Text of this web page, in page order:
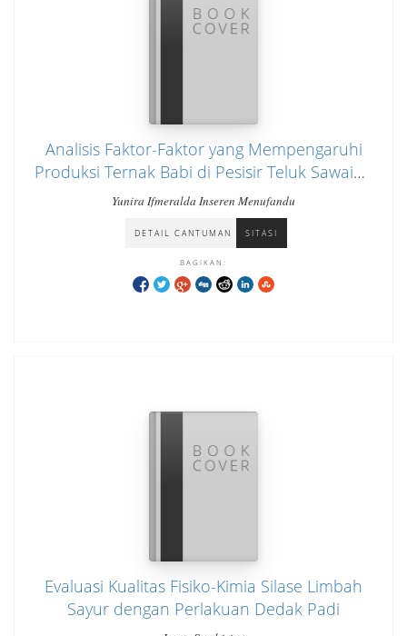
Analisis Faktor-Faktor yang Mempengaruhi
Produksi Ternak Babi di Pesisir Teluk Sawaibu
Kelurahan Manokwari Barat
Yunira Ifmeralda Inseren Menufandu
DETAIL CANTUMAN SITASI
BAGIKAN:
Evaluasi Kualitas Fisiko-Kimia Silase Limbah
Sayur dengan Perlakuan Dedak Padi